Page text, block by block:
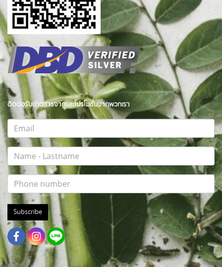
ติดต่อรับข่าวสารจากและโปรโมชั่นจากพวกเรา
Subscribe